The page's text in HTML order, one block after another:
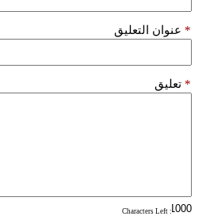
عنوان التعليق *
تعليق *
: Characters Left